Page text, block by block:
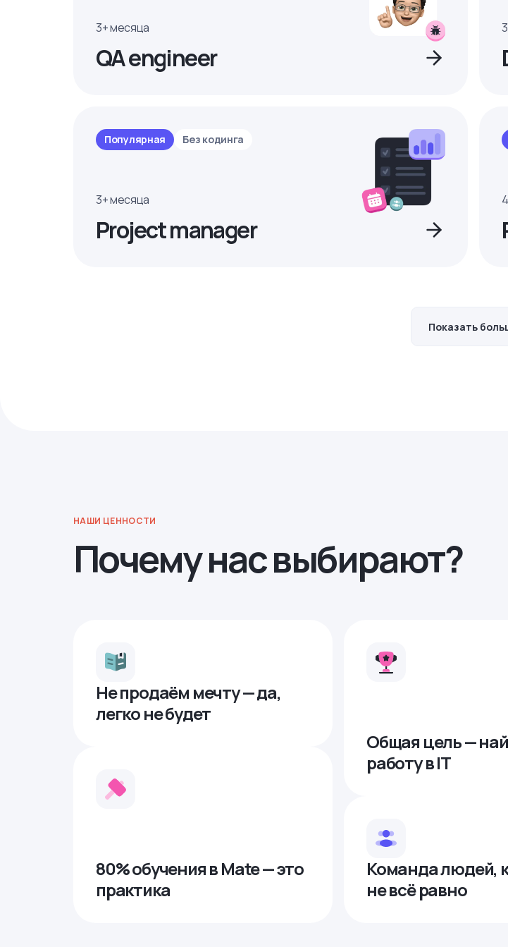
3+ месяца
QA engineer
Популярная Без кодинга
3+ месяца
Project manager
Показать
НАШИ ЦЕННОСТИ
Почему нас выбирают?
Не продаём мечту — да,
легко не будет
80% обучения в Mate — это
практика
Общая цель —
работу в IТ
Команда людей,
не всё равно